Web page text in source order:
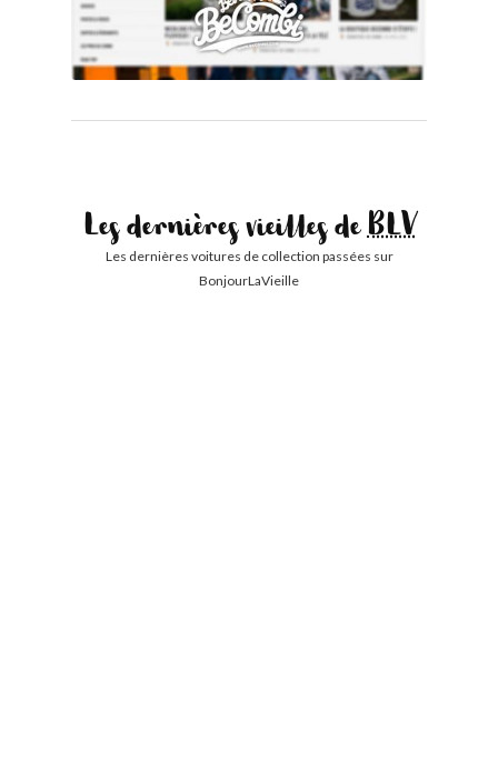
Les dernières vieilles deBLV
Les dernières voitures de collection passées sur
BonjourLaVieille